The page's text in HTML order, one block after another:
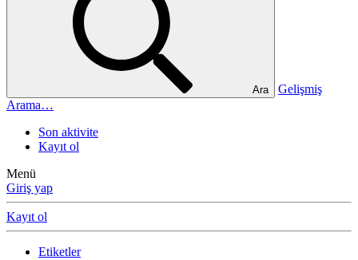
Ara
Gelişmiş
Arama…
Son aktivite
Kayıt ol
Menü
Giriş yap
Kayıt ol
Etiketler